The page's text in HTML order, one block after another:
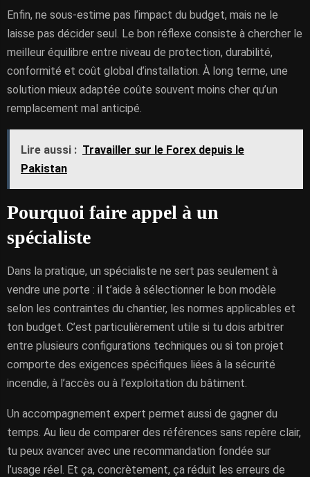
Enfin, ne sous-estime pas l’impact du budget, mais ne le
laisse pas décider seul. Le bon réflexe consiste à chercher le
meilleur équilibre entre niveau de protection, durabilité,
conformité et coût global d’installation. À long terme, une
solution mieux adaptée coûte souvent moins cher qu’un
remplacement mal anticipé.
Lire aussi : Travailler sur le Forex depuis le
Pakistan
Pourquoi faire appel à un
spécialiste
Dans la pratique, un spécialiste ne sert pas seulement à
vendre une porte : il t’aide à sélectionner le bon modèle
selon les contraintes du chantier, les normes applicables et
ton budget. C’est particulièrement utile si tu dois arbitrer
entre plusieurs configurations techniques ou si ton projet
comporte des exigences spécifiques liées à la sécurité
incendie, à l’accès ou à l’exploitation du bâtiment.
Un accompagnement expert permet aussi de gagner du
temps. Au lieu de comparer des références sans repère clair,
tu peux avancer avec une recommandation fondée sur
l’usage réel. Et ça, concrètement, ça réduit les erreurs de